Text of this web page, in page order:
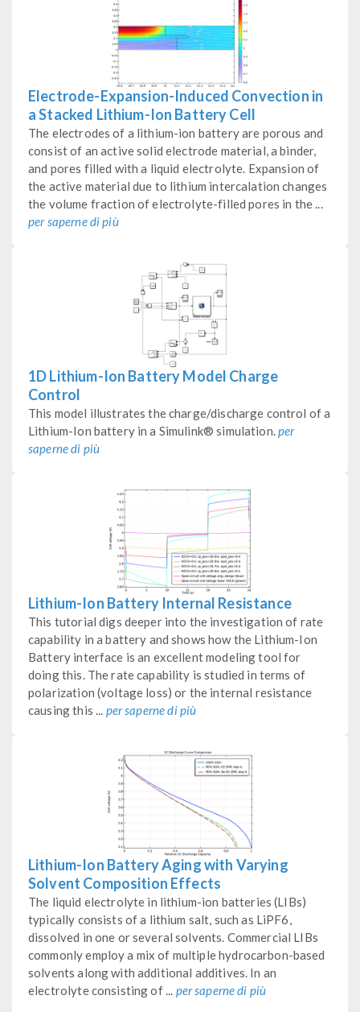
Electrode-Expansion-Induced Convection in
a Stacked Lithium-Ion Battery Cell
The electrodes of a lithium-ion battery are porous and
consist of an active solid electrode material, a binder,
and pores filled with a liquid electrolyte. Expansion of
the active material due to lithium intercalation changes
the volume fraction of electrolyte-filled pores in the ...
per saperne di più
1D Lithium-Ion Battery Model Charge
Control
This model illustrates the charge/discharge control of a
Lithium-Ion battery in a Simulink® simulation.per
saperne di più
Lithium-Ion Battery Internal Resistance
This tutorial digs deeper into the investigation of rate
capability in a battery and shows how the Lithium-Ion
Battery interface is an excellent modeling tool for
doing this. The rate capability is studied in terms of
polarization (voltage loss) or the internal resistance
causing this ... per saperne di più
Lithium-Ion Battery Aging with Varying
Solvent Composition Effects
The liquid electrolyte in lithium-ion batteries (LIBs)
typically consists of a lithium salt, such as LiPF6,
dissolved in one or several solvents. Commercial LIBs
commonly employ a mix of multiple hydrocarbon-based
solvents along with additional additives. In an
electrolyte consisting of ... per saperne di più